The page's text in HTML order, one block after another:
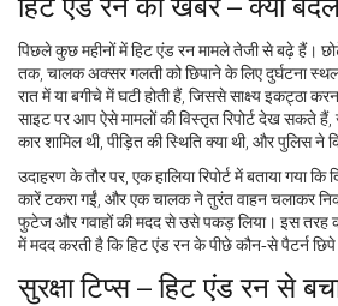
पिछले कुछ महीनों में हिट एंड रन मामले तेजी से बढ़े हैं।
तक, चालक अक्सर गलती को छिपाने के लिए दुर्घटना
रात में या बगीचे में घटी होती हैं, जिससे साक्ष्य इकट्ठा
साइट पर आप ऐसे मामलों की विस्तृत रिपोर्ट देख सकते
कार शामिल थी, पीड़ित की स्थिति क्या थी, और पुलिस ने
उदाहरण के तौर पर, एक हालिया रिपोर्ट में बताया गया
कारें टकरा गईं, और एक चालक ने तुरंत वाहन चलाकर
फुटेज और गवाहों की मदद से उसे पकड़ लिया। इस तरह
में मदद करती है कि हिट एंड रन के पीछे कौन‑से पैटर्न
सुरक्षा टिप्स – हिट एंड रन से